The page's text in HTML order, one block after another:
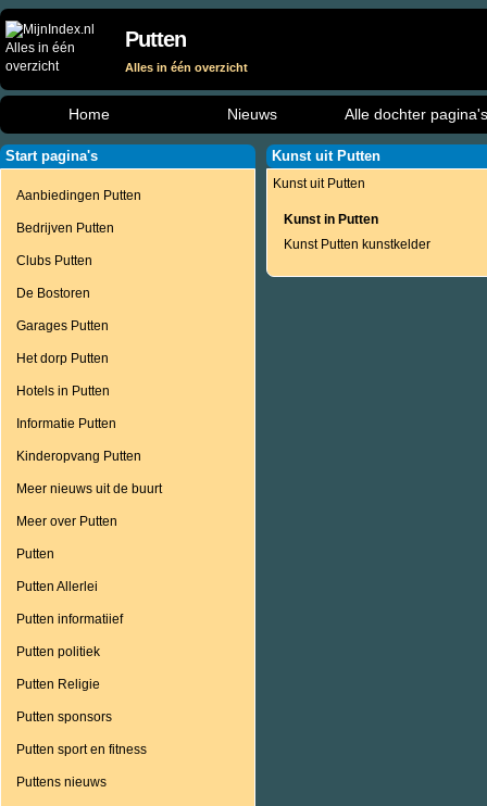
Putten
Alles in één overzicht
Home Nieuws Alle dochter pagina's
Start pagina's
Aanbiedingen Putten
Bedrijven Putten
Clubs Putten
De Bostoren
Garages Putten
Het dorp Putten
Hotels in Putten
Informatie Putten
Kinderopvang Putten
Meer nieuws uit de buurt
Meer over Putten
Putten
Putten Allerlei
Putten informatiief
Putten politiek
Putten Religie
Putten sponsors
Putten sport en fitness
Puttens nieuws
Kunst uit Putten
Kunst uit Putten
Kunst in Putten
Kunst Putten kunstkelder